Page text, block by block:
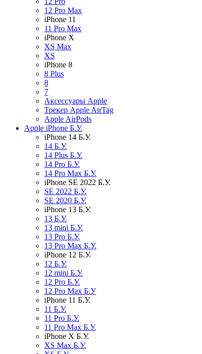
12 Pro Max
iPhone 11
11 Pro Max
iPhone X
XS Max
XS
iPhone 8
8 Plus
8
7
Аксессуары Apple
Трекер Apple AirTag
Apple AirPods
Apple iPhone Б.У.
iPhone 14 Б.У.
14 Б.У.
14 Plus Б.У.
14 Pro Б.У.
14 Pro Max Б.У.
iPhone SE 2022 Б.У.
SE 2022 Б.У.
SE 2020 Б.У.
iPhone 13 Б.У.
13 Б.У.
13 mini Б.У.
13 Pro Б.У.
13 Pro Max Б.У.
iPhone 12 Б.У.
12 Б.У.
12 mini Б.У.
12 Pro Б.У.
12 Pro Max Б.У
iPhone 11 Б.У.
11 Б.У.
11 Pro Б.У.
11 Pro Max Б.У.
iPhone X Б.У.
XS Max Б.У.